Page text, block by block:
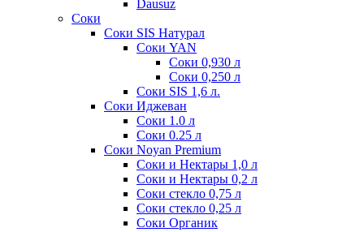
Dausuz
Соки
Соки SIS Натурал
Соки YAN
Соки 0,930 л
Соки 0,250 л
Соки SIS 1,6 л.
Соки Иджеван
Соки 1.0 л
Соки 0.25 л
Соки Noyan Premium
Соки и Нектары 1,0 л
Соки и Нектары 0,2 л
Соки стекло 0,75 л
Соки стекло 0,25 л
Соки Органик